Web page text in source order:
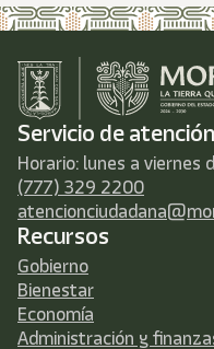
Servicio de
Horario: lunes a viernes
(777) 329 2200
Recursos
Gobierno
Bienestar
Economía
Administración y